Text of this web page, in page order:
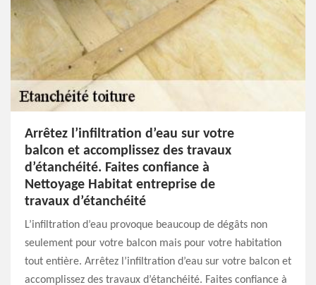
Arrêtez l’infiltration d’eau sur votre
balcon et accomplissez des travaux
d’étanchéité. Faites confiance à
Nettoyage Habitat entreprise de
travaux d’étanchéité
L’infiltration d’eau provoque beaucoup de dégâts non
seulement pour votre balcon mais pour votre habitation
tout entière. Arrêtez l’infiltration d’eau sur votre balcon et
accomplissez des travaux d’étanchéité. Faites confiance à